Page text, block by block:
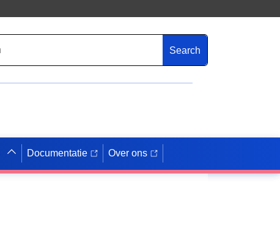
Search
Documentatie Over ons